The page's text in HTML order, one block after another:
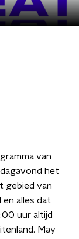
van
het
gebied van
en alles dat
uur altijd
May